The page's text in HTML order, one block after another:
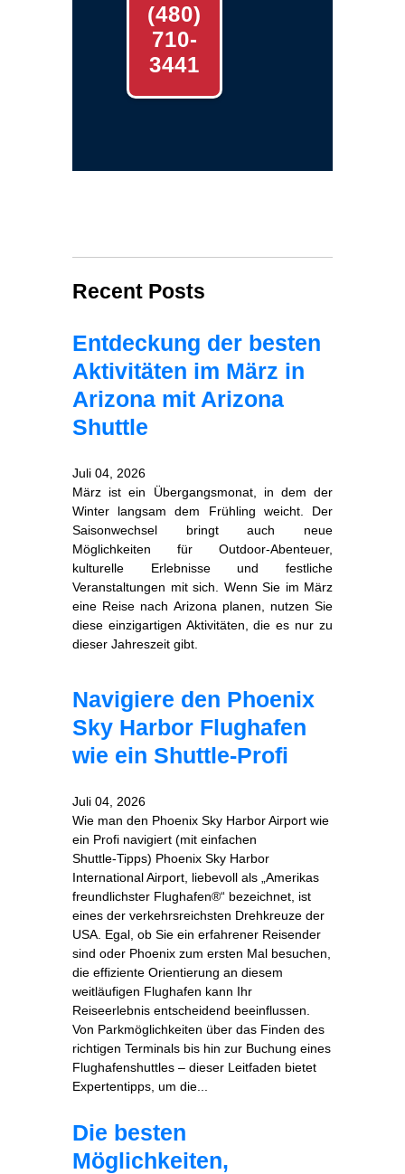
(480)
710-
3441
Recent Posts
Entdeckung der besten
Aktivitäten im März in
Arizona mit Arizona
Shuttle
Juli 04, 2026
März ist ein Übergangsmonat, in dem der
Winter langsam dem Frühling weicht. Der
Saisonwechsel bringt auch neue
Möglichkeiten für Outdoor‑Abenteuer,
kulturelle Erlebnisse und festliche
Veranstaltungen mit sich. Wenn Sie im März
eine Reise nach Arizona planen, nutzen Sie
diese einzigartigen Aktivitäten, die es nur zu
dieser Jahreszeit gibt.
Navigiere den Phoenix
Sky Harbor Flughafen
wie ein Shuttle-Profi
Juli 04, 2026
Wie man den Phoenix Sky Harbor Airport wie
ein Profi navigiert (mit einfachen
Shuttle‑Tipps) Phoenix Sky Harbor
International Airport, liebevoll als „Amerikas
freundlichster Flughafen®“ bezeichnet, ist
eines der verkehrsreichsten Drehkreuze der
USA. Egal, ob Sie ein erfahrener Reisender
sind oder Phoenix zum ersten Mal besuchen,
die effiziente Orientierung an diesem
weitläufigen Flughafen kann Ihr
Reiseerlebnis entscheidend beeinflussen.
Von Parkmöglichkeiten über das Finden des
richtigen Terminals bis hin zur Buchung eines
Flughafenshuttles – dieser Leitfaden bietet
Expertentipps, um die...
Die besten
Möglichkeiten,